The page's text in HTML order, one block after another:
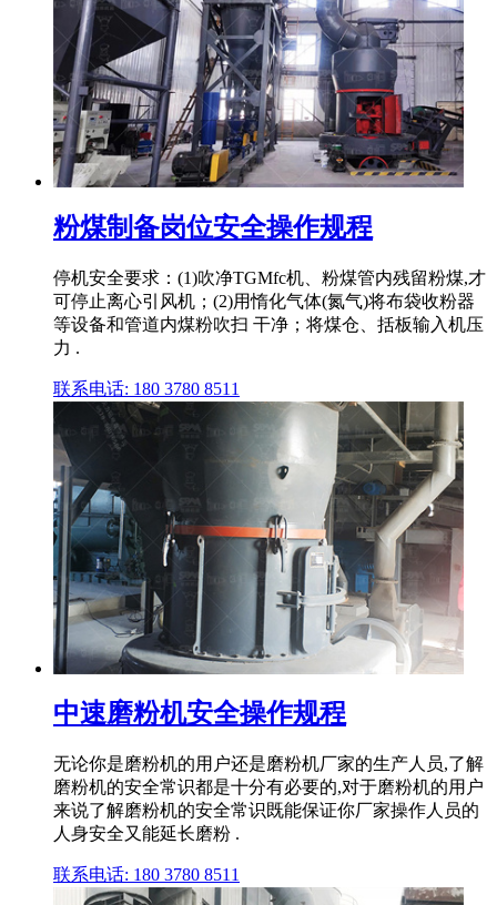
粉煤制备岗位安全操作规程
停机安全要求：(1)吹净TGMfc机、粉煤管内残留粉煤,才
可停止离心引风机；(2)用惰化气体(氮气)将布袋收粉器
等设备和管道内煤粉吹扫 干净；将煤仓、括板输入机压
力 .
联系电话: 180 3780 8511
中速磨粉机安全操作规程
无论你是磨粉机的用户还是磨粉机厂家的生产人员,了解
磨粉机的安全常识都是十分有必要的,对于磨粉机的用户
来说了解磨粉机的安全常识既能保证你厂家操作人员的
人身安全又能延长磨粉 .
联系电话: 180 3780 8511